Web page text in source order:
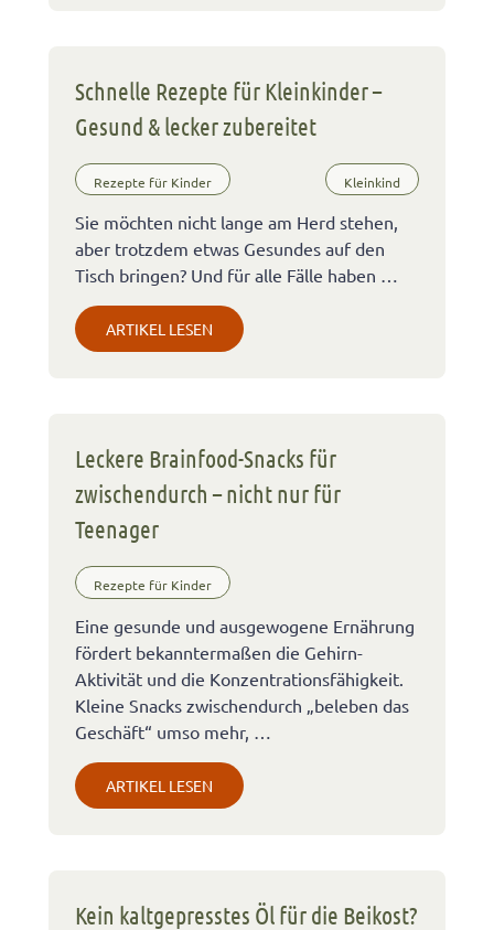
Schnelle Rezepte für Kleinkinder –
Gesund & lecker zubereitet
Rezepte für Kinder Kleinkind
Sie möchten nicht lange am Herd stehen,
aber trotzdem etwas Gesundes auf den
Tisch bringen? Und für alle Fälle haben …
ARTIKEL LESEN
Leckere Brainfood-Snacks für
zwischendurch – nicht nur für
Teenager
Rezepte für Kinder
Eine gesunde und ausgewogene Ernährung
fördert bekanntermaßen die Gehirn-
Aktivität und die Konzentrationsfähigkeit.
Kleine Snacks zwischendurch „beleben das
Geschäft“ umso mehr, …
ARTIKEL LESEN
Kein kaltgepresstes Öl für die Beikost?